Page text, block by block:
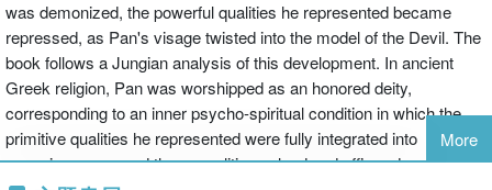
was demonized, the powerful qualities he represented became
repressed, as Pan's visage twisted into the model of the Devil. The
book follows a Jungian analysis of this development. In ancient
Greek religion, Pan was worshipped as an honored deity,
corresponding to an inner psycho-spiritual condition in which the
primitive qualities he represented were fully integrated into
consciousness, and these qualities valued and affirmed as holy.
More